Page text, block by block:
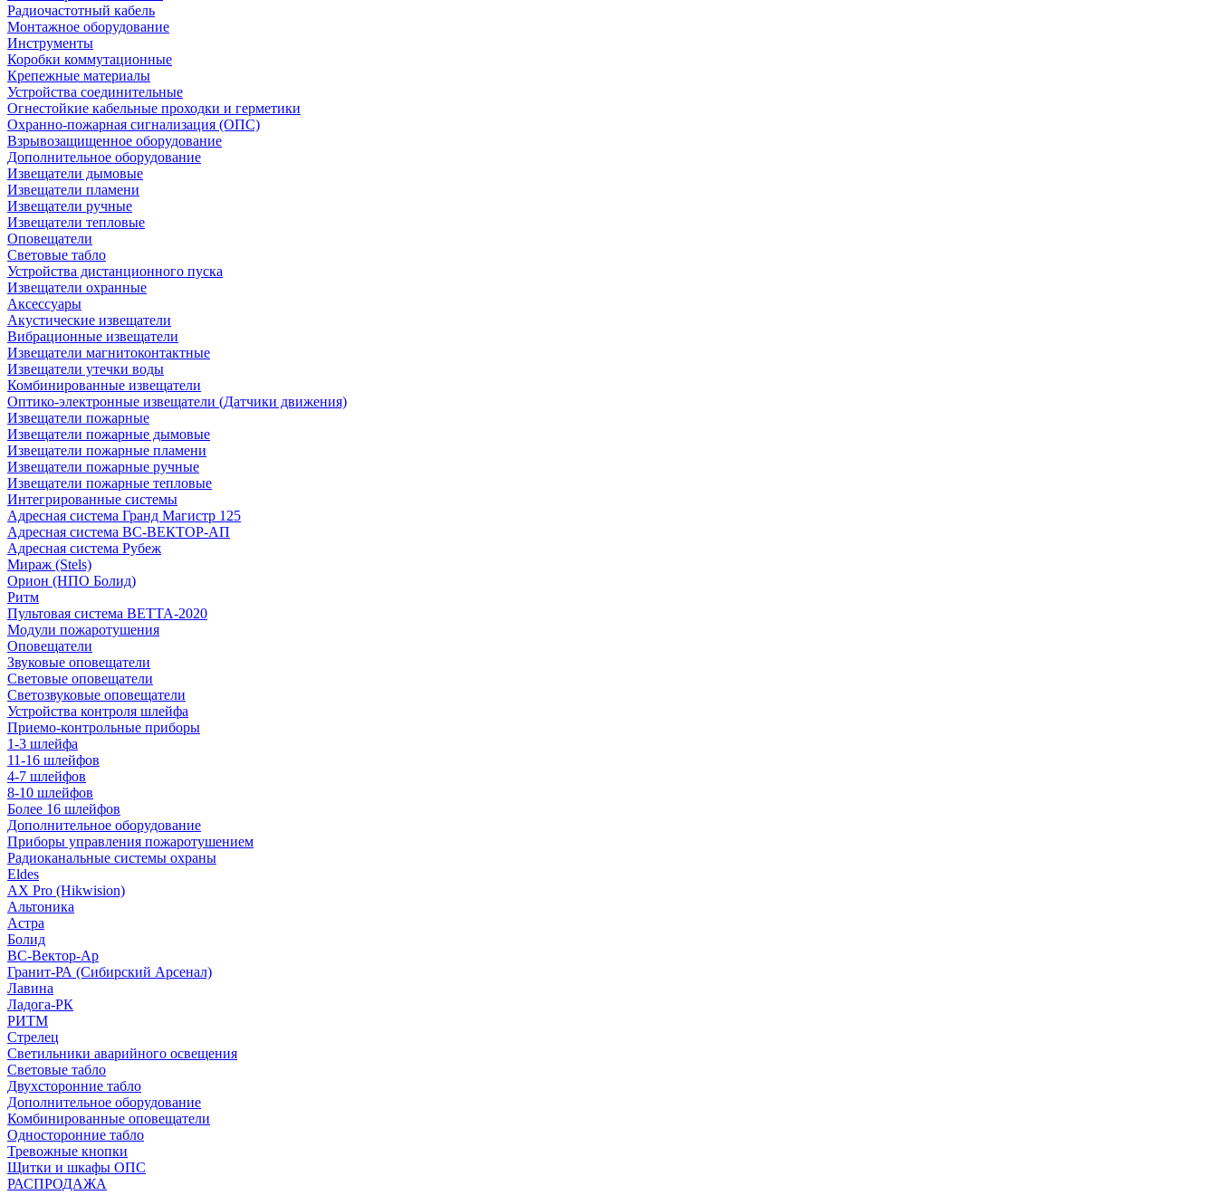
Радиочастотный кабель
Монтажное оборудование
Инструменты
Коробки коммутационные
Крепежные материалы
Устройства соединительные
Огнестойкие кабельные проходки и герметики
Охранно-пожарная сигнализация (ОПС)
Взрывозащищенное оборудование
Дополнительное оборудование
Извещатели дымовые
Извещатели пламени
Извещатели ручные
Извещатели тепловые
Оповещатели
Световые табло
Устройства дистанционного пуска
Извещатели охранные
Аксессуары
Акустические извещатели
Вибрационные извещатели
Извещатели магнитоконтактные
Извещатели утечки воды
Комбинированные извещатели
Оптико-электронные извещатели (Датчики движения)
Извещатели пожарные
Извещатели пожарные дымовые
Извещатели пожарные пламени
Извещатели пожарные ручные
Извещатели пожарные тепловые
Интегрированные системы
Адресная система Гранд Магистр 125
Адресная система ВС-ВЕКТОР-АП
Адресная система Рубеж
Мираж (Stels)
Орион (НПО Болид)
Ритм
Пультовая система ВЕТТА-2020
Модули пожаротушения
Оповещатели
Звуковые оповещатели
Световые оповещатели
Светозвуковые оповещатели
Устройства контроля шлейфа
Приемо-контрольные приборы
1-3 шлейфа
11-16 шлейфов
4-7 шлейфов
8-10 шлейфов
Более 16 шлейфов
Дополнительное оборудование
Приборы управления пожаротушением
Радиоканальные системы охраны
Eldes
AX Pro (Hikwision)
Альтоника
Астра
Болид
ВС-Вектор-Ар
Гранит-РА (Сибирский Арсенал)
Лавина
Ладога-РК
РИТМ
Стрелец
Светильники аварийного освещения
Световые табло
Двухсторонние табло
Дополнительное оборудование
Комбинированные оповещатели
Односторонние табло
Тревожные кнопки
Щитки и шкафы ОПС
РАСПРОДАЖА